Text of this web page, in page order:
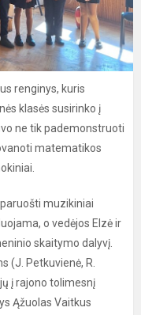
renginys, kuris
klasės susirinko į
ne tik pademonstruoti
matematikos
muzikiniai
o vedėjos Elzė ir
skaitymo dalyvį.
(J. Petkuvienė, R.
į rajono tolimesnį
Ąžuolas Vaitkus